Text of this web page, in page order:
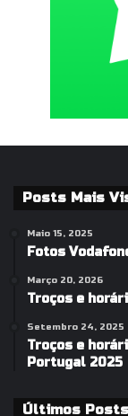
Posts Mais
Maio 15, 2025
Fotos
Março 20, 2026
Troços e
Setembro 24, 2025
Troços e
Portugal 2025
Últimos